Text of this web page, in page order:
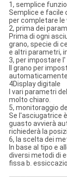
1, semplice
Semplice e facile
per completare le
2, prima dei
Prima di ogni
grano, specie di
e altri parametri,
3, per impostare
Il grano per
4Display digitale
I vari parametri
molto chiaro.
5, monitoraggio
Se l'asciugatrice
guasto avvierà
richiederà la
6, la scelta dei
In base al tipo e
diversi metodi di
fissa b.